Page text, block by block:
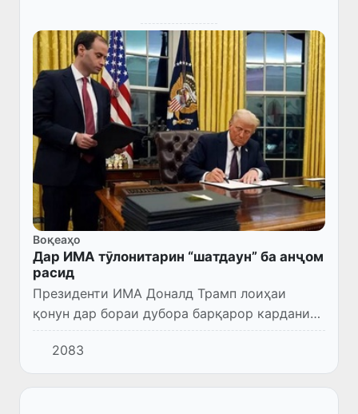
Воқеаҳо
Дар ИМА тӯлонитарин “шатдаун” ба анҷом
расид
Президенти ИМА Доналд Трамп лоиҳаи
қонун дар бораи дубора барқарор кардани
маблағгузории ҳукумати федералиро имзо
кард. Ҳар ду палатаи Конгресс ин қонунро,
ки ба танаффуси 43-рӯзаи...
2083